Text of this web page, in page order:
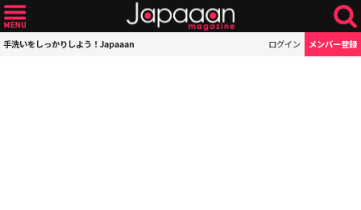
手洗いをしっかりしよう！Japaaan ログイン メンバー登録